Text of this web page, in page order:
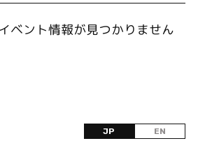
ベント情報が見つかりません
JP EN